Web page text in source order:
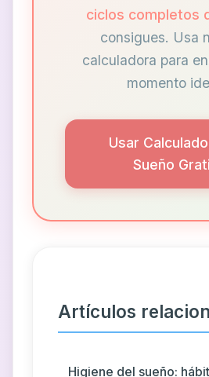
ciclos completos
consigues. Usa
calculadora para
momento
Usar
Sueño
Artículos
Higiene del sueño: